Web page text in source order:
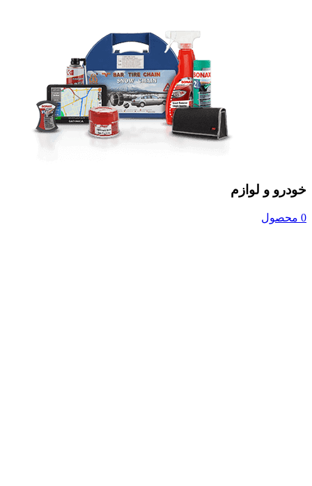
خودرو و لوازم
0 محصول